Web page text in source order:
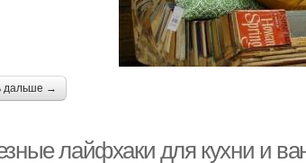
дальше →
лайфхаки для кухни и